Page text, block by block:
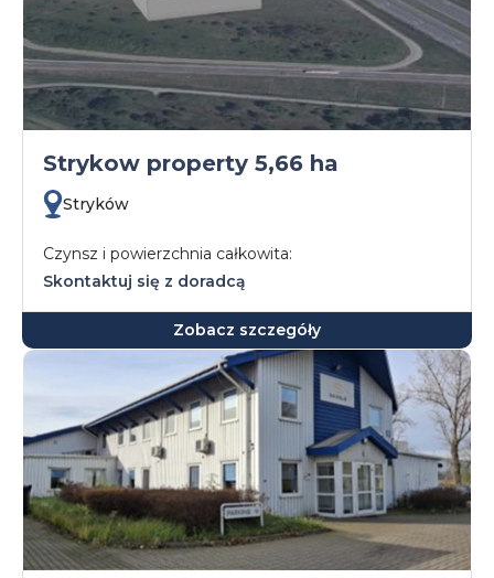
Strykow property 5,66 ha
Stryków
Czynsz i powierzchnia całkowita:
Skontaktuj się z doradcą
Zobacz szczegóły